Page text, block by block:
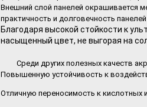
Внешний слой панелей окрашивается
практичность и долговечность
Благодаря высокой стойкости к
насыщенный цвет, не выгорая на
Среди других полезных качеств
Повышенную устойчивость к
Отличную переносимость к кислотных